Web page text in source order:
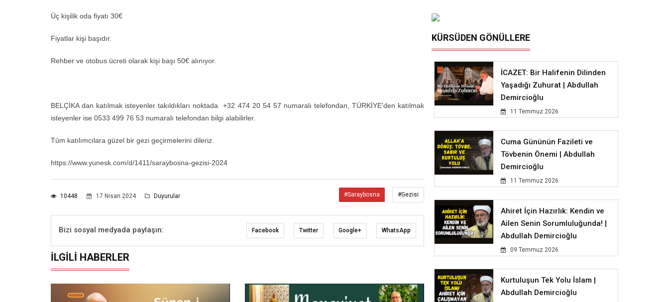
Üç kişilik oda fiyatı 30€
Fiyatlar kişi başıdır.
Rehber ve otobus ücreti olarak kişi başı 50€ alınıyor.
BELÇİKA dan katılmak isteyenler takıldıkları noktada +32 474 20 54 57 numaralı telefondan, TÜRKİYE'den katılmak
isteyenler ise 0533 499 76 53 numaralı telefondan bilgi alabilirler.
Tüm katılımcılara güzel bir gezi geçirmelerini dileriz.
https://www.yunesk.com/d/1411/saraybosna-gezisi-2024
10448 17 Nisan 2024 Duyurular #Saraybosna #Gezisi
Bizi sosyal medyada paylaşın: Facebook Twitter Google+ WhatsApp
İLGILI HABERLER
KÜRSÜDEN GÖNÜLLERE
İCAZET: Bir Halifenin Dilinden
Yaşadığı Zuhurat | Abdullah
Demircioğlu
11 Temmuz 2026
Cuma Gününün Fazileti ve
Tövbenin Önemi | Abdullah
Demircioğlu
11 Temmuz 2026
Ahiret İçin Hazırlık: Kendin ve
Ailen Senin Sorumluluğunda! |
Abdullah Demircioğlu
09 Temmuz 2026
Kurtuluşun Tek Yolu İslam |
Abdullah Demircioğlu